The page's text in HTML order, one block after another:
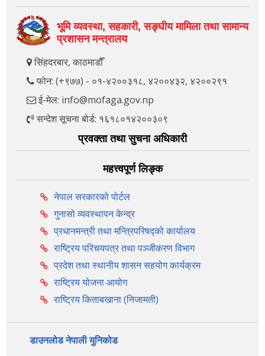
भूमि व्यवस्था, सहकारी, सङ्‍घीय मामिला तथा सामान्य
प्रशासन मन्त्रालय
सिंहदरबार, काठमाडौँ
फोन: (+९७७) - ०१-४२००३१८, ४२००४३२, ४२००२९१
ई-मेल: info@mofaga.gov.np
सन्देश सूचना बोर्ड: १६१८०१४२००३०९
प्रवक्ता तथा सुचना अधिकारी
महत्त्वपूर्ण लिङ्क
नेपाल सरकारको पोर्टल
गुनासो व्यवस्थापन केन्द्र
प्रधानमन्त्री तथा मन्त्रिपरिषद्को कार्यालय
राष्ट्रिय परिचयपत्र तथा पञ्‍जीकरण विभाग
प्रदेश तथा स्थानीय शासन सहयोग कार्यक्रम
राष्ट्रिय योजना आयोग
राष्ट्रिय किताबखाना (निजामती)
डाउनलोड नेपाली युनिकोड